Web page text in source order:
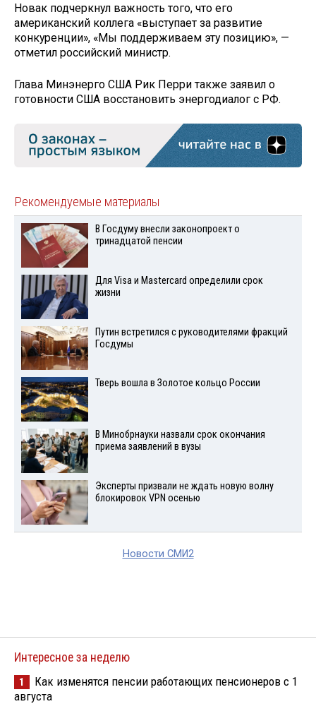
Новак подчеркнул важность того, что его
американский коллега «выступает за развитие
конкуренции», «Мы поддерживаем эту позицию», —
отметил российский министр.
Глава Минэнерго США Рик Перри также заявил о
готовности США восстановить энергодиалог с РФ.
Рекомендуемые материалы
В Госдуму внесли законопроект о
тринадцатой пенсии
Для Visа и Mastercard определили срок
жизни
Путин встретился с руководителями фракций
Госдумы
Тверь вошла в Золотое кольцо России
В Минобрнауки назвали срок окончания
приема заявлений в вузы
Эксперты призвали не ждать новую волну
блокировок VPN осенью
Новости СМИ2
Интересное за неделю
1
Как изменятся пенсии работающих пенсионеров с 1
августа